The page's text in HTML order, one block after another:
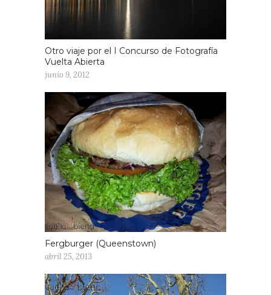
Otro viaje por el I Concurso de Fotografía
Vuelta Abierta
junio 9, 2012
Fergburger (Queenstown)
abril 25, 2013